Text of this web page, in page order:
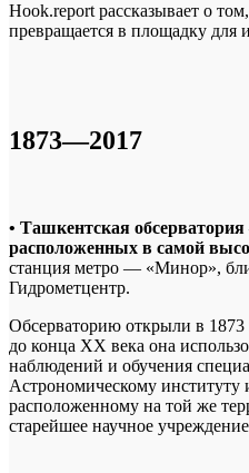
Hook.report рассказывает о
превращается в площадку для
1873—2017
• Ташкентская
расположенных в самой
станция метро — «Минор»,
Гидрометцентр.
Обсерваторию открыли в 1873
до конца ХХ века она
наблюдений и обучения
Астрономическому институту
расположенному на той же
старейшее научное